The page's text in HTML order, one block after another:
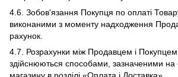
4.6. Зобов'язання Покупця по оплаті
виконаними з моменту надходження
рахунок.
4.7. Розрахунки між Продавцем і
здійснюються способами, зазначеними на